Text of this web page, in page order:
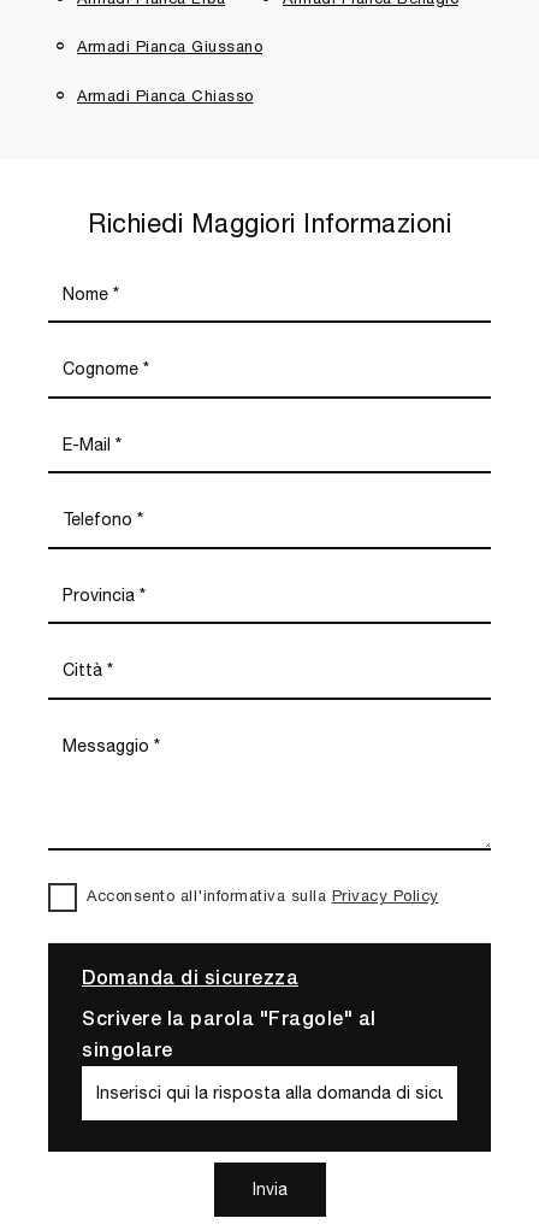
Armadi Pianca Giussano
Armadi Pianca Chiasso
Richiedi Maggiori Informazioni
Acconsento all'informativa sulla Privacy Policy
Domanda di sicurezza
Scrivere la parola "Fragole" al
singolare
Invia